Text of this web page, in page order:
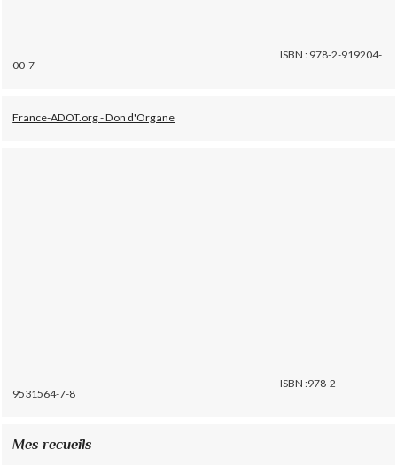
ISBN : 978-2-919204-
00-7
France-ADOT.org - Don d'Organe
ISBN :978-2-
9531564-7-8
Mes recueils